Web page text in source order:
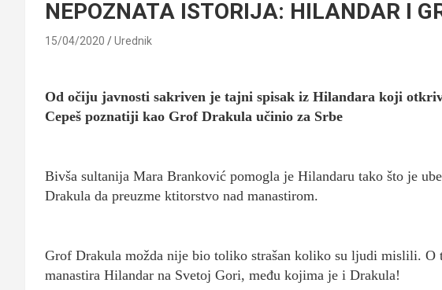
NEPOZNATA ISTORIJA: HILANDAR I
15/04/2020 Urednik
Od očiju javnosti sakriven je tajni spisak iz Hilandara koji
Cepeš poznatiji kao Grof Drakula učinio za Srbe
Bivša sultanija Mara Branković pomogla je Hilandaru tako što je
Drakula da preuzme ktitorstvo nad manastirom.
Grof Drakula možda nije bio toliko strašan koliko su ljudi mislili. O
manastira Hilandar na Svetoj Gori, među kojima je i Drakula!